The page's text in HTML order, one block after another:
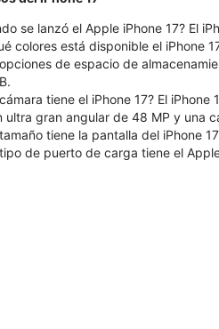
se lanzó el Apple iPhone 17? El
colores está disponible el iPhone
de espacio de
tiene el iPhone 17? El
ultra gran angular de 48 MP y una
tiene la pantalla del iPhone
de puerto de carga tiene el